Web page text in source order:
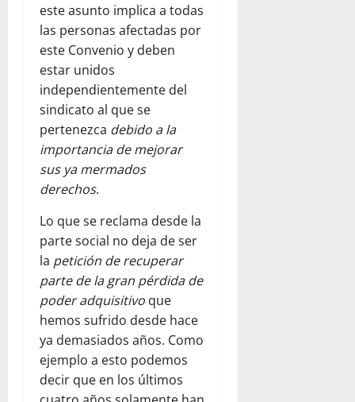
este asunto implica a todas
las personas afectadas por
este Convenio y deben
estar unidos
independientemente del
sindicato al que se
pertenezca debido a la
importancia de mejorar
sus ya mermados
derechos.
Lo que se reclama desde la
parte social no deja de ser
la petición de recuperar
parte de la gran pérdida de
poder adquisitivo que
hemos sufrido desde hace
ya demasiados años. Como
ejemplo a esto podemos
decir que en los últimos